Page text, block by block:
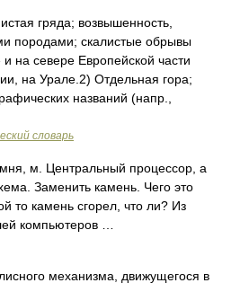
гряда; возвышенность,
породами; скалистые обрывы
и на севере Европейской части
на Урале.2) Отдельная гора;
названий (напр.,
словарь
м. Центральный процессор, а
Заменить камень. Чего это
то камень сгорел, что ли? Из
компьютеров …
механизма, движущегося в